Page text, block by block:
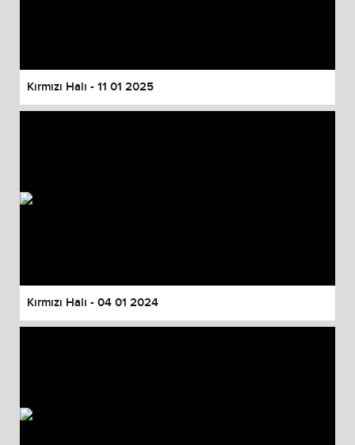
Kırmızı Halı - 11 01 2025
Kırmızı Halı - 04 01 2024